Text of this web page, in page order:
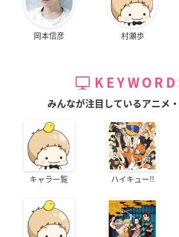
岡本信彦 村瀬歩
みんなが注目しているアニメ
キャラ一覧 ハイキュー!!